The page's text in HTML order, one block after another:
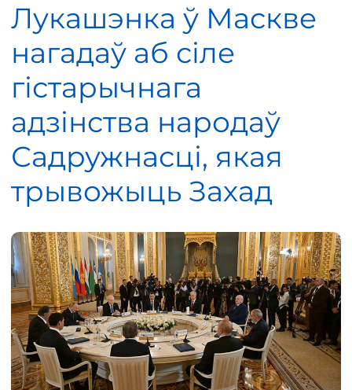
Лукашэнка ў Маскве
нагадаў аб сіле
гістарычнага
адзінства народаў
Садружнасці, якая
трывожыць Захад